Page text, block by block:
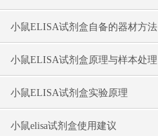
骤，以下有详细说明
小鼠ELISA试剂盒自备的器材方法
小鼠ELISA试剂盒原理与样本处理
小鼠ELISA试剂盒实验原理
小鼠elisa试剂盒使用建议